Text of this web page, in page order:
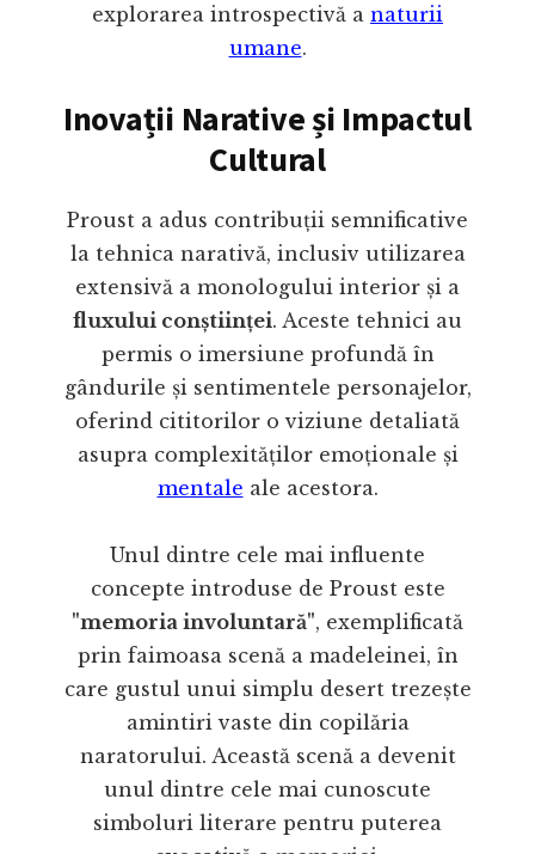
explorarea introspectivă a naturii
umane.
Inovații Narative și Impactul
Cultural
Proust a adus contribuții semnificative
la tehnica narativă, inclusiv utilizarea
extensivă a monologului interior și a
fluxului conștiinței. Aceste tehnici au
permis o imersiune profundă în
gândurile și sentimentele personajelor,
oferind cititorilor o viziune detaliată
asupra complexităților emoționale și
mentale ale acestora.
Unul dintre cele mai influente
concepte introduse de Proust este
"memoria involuntară", exemplificată
prin faimoasa scenă a madeleinei, în
care gustul unui simplu desert trezește
amintiri vaste din copilăria
naratorului. Această scenă a devenit
unul dintre cele mai cunoscute
simboluri literare pentru puterea